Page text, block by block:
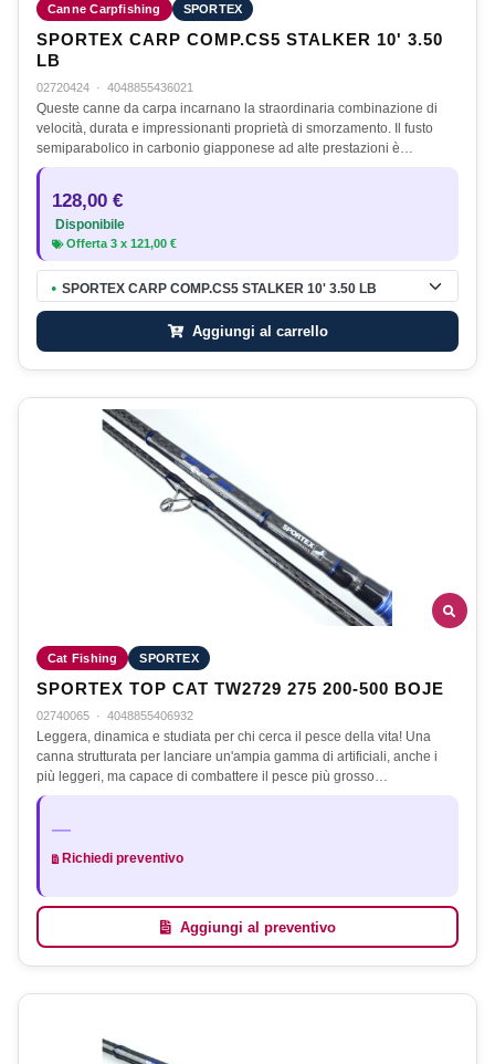
Canne Carpfishing SPORTEX
SPORTEX CARP COMP.CS5 STALKER 10' 3.50
LB
02720424 · 4048855436021
Queste canne da carpa incarnano la straordinaria combinazione di
velocità, durata e impressionanti proprietà di smorzamento. Il fusto
semiparabolico in carbonio giapponese ad alte prestazioni è…
128,00 €
Disponibile
Offerta 3 x 121,00 €
● SPORTEX CARP COMP.CS5 STALKER 10' 3.50 LB
Aggiungi al carrello
Cat Fishing SPORTEX
SPORTEX TOP CAT TW2729 275 200-500 BOJE
02740065 · 4048855406932
Leggera, dinamica e studiata per chi cerca il pesce della vita! Una
canna strutturata per lanciare un'ampia gamma di artificiali, anche i
più leggeri, ma capace di combattere il pesce più grosso…
—
Richiedi preventivo
Aggiungi al preventivo